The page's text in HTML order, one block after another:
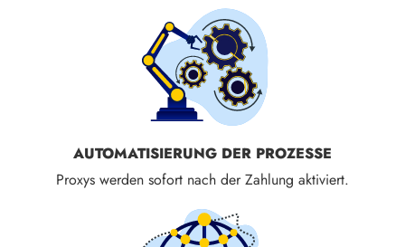
AUTOMATISIERUNG DER PROZESSE
Proxys werden sofort nach der Zahlung aktiviert.